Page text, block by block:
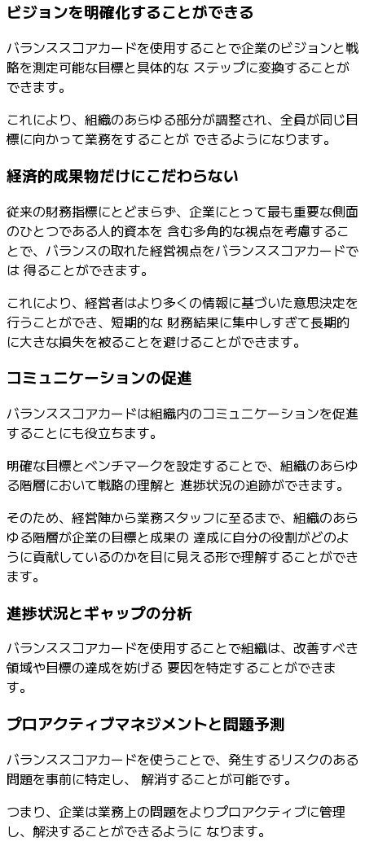
ビジョンを明確化することができる
バランススコアカードを使用することで企業のビジョンと戦
略を測定可能な目標と具体的な ステップに変換することが
できます。
これにより、組織のあらゆる部分が調整され、全員が同じ目
標に向かって業務をすることが できるようになります。
経済的成果物だけにこだわらない
従来の財務指標にとどまらず、企業にとって最も重要な側面
のひとつである人的資本を 含む多角的な視点を考慮するこ
とで、バランスの取れた経営視点をバランススコアカードで
は 得ることができます。
これにより、経営者はより多くの情報に基づいた意思決定を
行うことができ、短期的な 財務結果に集中しすぎて長期的
に大きな損失を被ることを避けることができます。
コミュニケーションの促進
バランススコアカードは組織内のコミュニケーションを促進
することにも役立ちます。
明確な目標とベンチマークを設定することで、組織のあらゆ
る階層において戦略の理解と 進捗状況の追跡ができます。
そのため、経営陣から業務スタッフに至るまで、組織のあら
ゆる階層が企業の目標と成果の 達成に自分の役割がどのよ
うに貢献しているのかを目に見える形で理解することができ
ます。
進捗状況とギャップの分析
バランススコアカードを使用することで組織は、改善すべき
領域や目標の達成を妨げる 要因を特定することができま
す。
プロアクティブマネジメントと問題予測
バランススコアカードを使うことで、発生するリスクのある
問題を事前に特定し、 解消することが可能です。
つまり、企業は業務上の問題をよりプロアクティブに管理
し、解決することができるように なります。